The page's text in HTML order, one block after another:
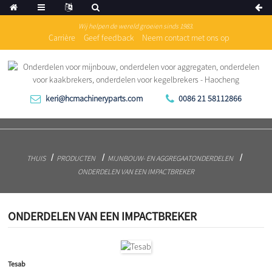
Wij helpen de wereld groeien sinds 1983.
Carrière Geef feedback Neem contact met ons op
keri@hcmachineryparts.com 0086 21 58112866
THUIS PRODUCTEN
MIJNBOUW- EN AGGREGAATONDERDELEN
ONDERDELEN VAN EEN IMPACTBREKER
ONDERDELEN VAN EEN IMPACTBREKER
Tesab